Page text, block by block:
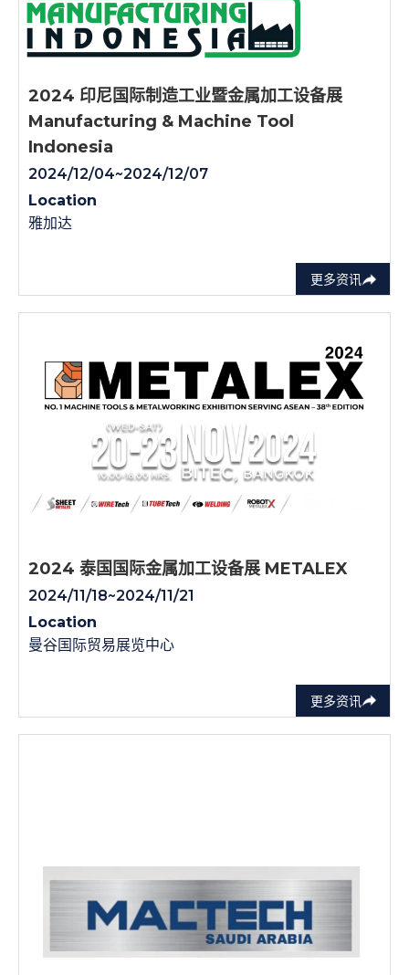
更多资讯
2024 印尼国际制造工业暨金属加工设备展
Manufacturing & Machine Tool
Indonesia
2024/12/04~2024/12/07
Location
雅加达
更多资讯
2024 泰国国际金属加工设备展 METALEX
2024/11/18~2024/11/21
Location
曼谷国际贸易展览中心